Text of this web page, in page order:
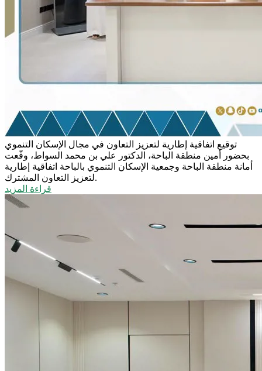
توقيع اتفاقية إطارية لتعزيز التعاون في مجال الإسكان التنموي
بحضور أمين منطقة الباحة، الدكتور علي بن محمد السواط، وقّعت
أمانة منطقة الباحة وجمعية الإسكان التنموي بالباحة اتفاقية إطارية
لتعزيز التعاون المشترك.
قراءة المزيد